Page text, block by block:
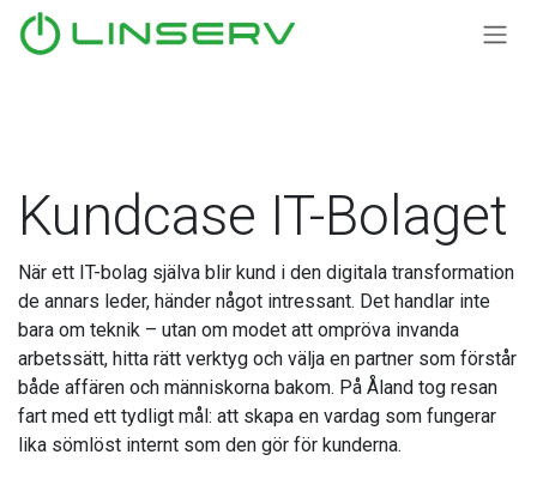
Hoppa till innehåll
Kundcase IT-Bolaget
När ett IT-bolag själva blir kund i den digitala transformation
de annars leder, händer något intressant. Det handlar inte
bara om teknik – utan om modet att ompröva invanda
arbetssätt, hitta rätt verktyg och välja en partner som förstår
både affären och människorna bakom. På Åland tog resan
fart med ett tydligt mål: att skapa en vardag som fungerar
lika sömlöst internt som den gör för kunderna.